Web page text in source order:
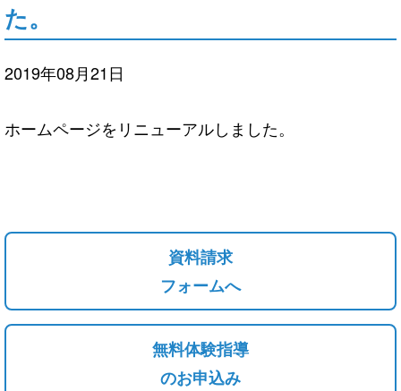
た。
2019年08月21日
ホームページをリニューアルしました。
資料請求
フォームへ
無料体験指導
のお申込み